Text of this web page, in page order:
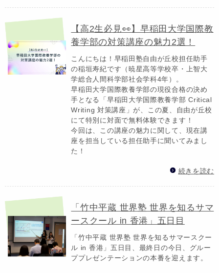
【高2生必見👀】早稲田大学国際教
養学部の対策講座の魅力2選！
こんにちは！早稲田塾自由が丘校担任助手
の稲垣寿紀です（暁星高等学校卒・上智大
学総合人間科学部社会学科4年）。
早稲田大学国際教養学部の現役合格の決め
手となる「早稲田大学国際教養学部 Critical
Writing 対策講座」が、この夏、自由が丘校
にて特別に対面で無料体験できます！
今回は、この講座の魅力に関して、現在講
座を担当している担任助手に聞いてみまし
た！
続きを読む
「竹中平蔵 世界塾 世界を知るサマ
ースクール in 香港」五日目
「竹中平蔵 世界塾 世界を知るサマースクー
ル in 香港」五日目、最終日の今日、グルー
ププレゼンテーションの本番を迎えます。